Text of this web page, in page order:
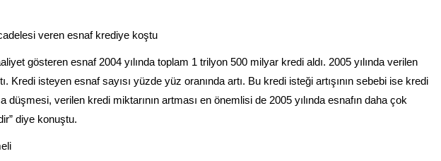
veren esnaf krediye koştu
gösteren esnaf 2004 yılında toplam 1 trilyon 500 milyar kredi aldı. 2005 yılında verilen
Kredi isteyen esnaf sayısı yüzde yüz oranında artı. Bu kredi isteği artışının sebebi ise kredi
düşmesi, verilen kredi miktarının artması en önemlisi de 2005 yılında esnafın daha çok
diye konuştu.